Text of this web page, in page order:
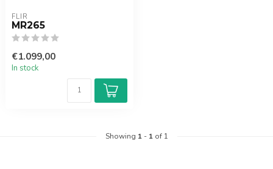
FLIR
MR265
€1.099,00
In stock
Showing 1- 1of 1